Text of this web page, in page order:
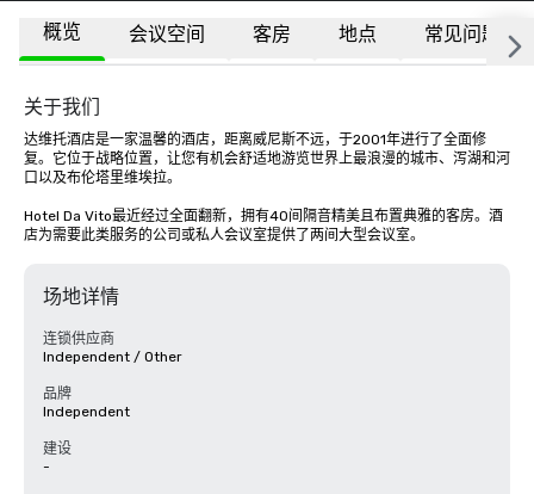
概览 会议空间 客房 地点 常见问题
关于我们
达维托酒店是一家温馨的酒店，距离威尼斯不远，于2001年进行了全面修
复。它位于战略位置，让您有机会舒适地游览世界上最浪漫的城市、泻湖和河
口以及布伦塔里维埃拉。
Hotel Da Vito最近经过全面翻新，拥有40间隔音精美且布置典雅的客房。酒
店为需要此类服务的公司或私人会议室提供了两间大型会议室。
场地详情
连锁供应商
Independent / Other
品牌
Independent
建设
-